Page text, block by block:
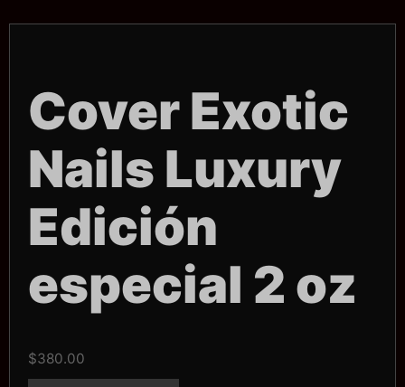
Cover Exotic
Nails Luxury
Edición
especial 2 oz
$380.00